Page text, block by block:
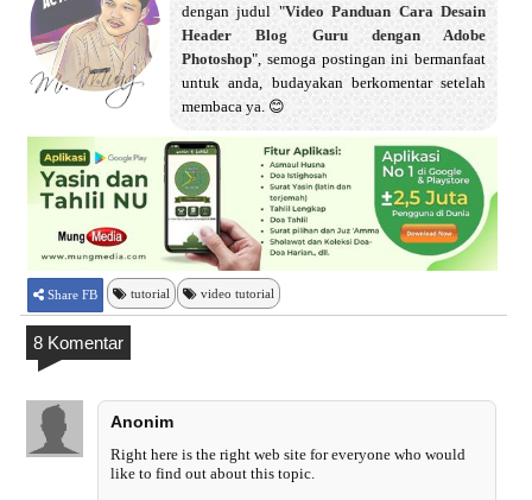
dengan judul "Video Panduan Cara Desain
Header Blog Guru dengan Adobe
Photoshop", semoga postingan ini bermanfaat
untuk anda, budayakan berkomentar setelah
membaca ya. 😊
Share FB tutorial video tutorial
8 Komentar
Anonim
Right here is the right web site for everyone who would
like to find out about this topic.